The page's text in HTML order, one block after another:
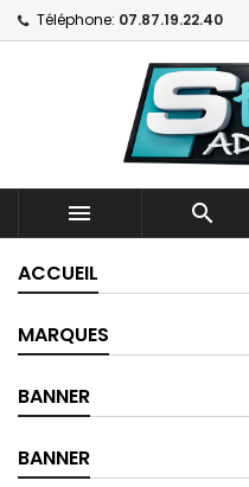
Téléphone: 07.87.19.22.40
 
ACCUEIL
MARQUES
BANNER
BANNER